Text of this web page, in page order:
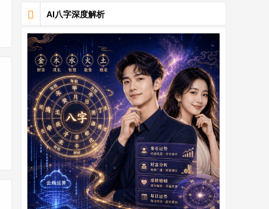
AI八字深度解析